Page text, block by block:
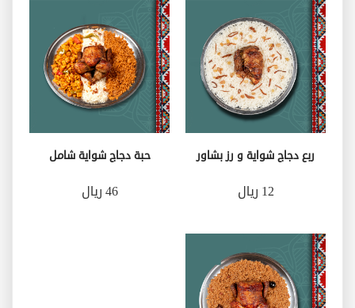
ربع دجاج شواية و رز بشاور
12 ريال
حبة دجاج شواية شامل
46 ريال